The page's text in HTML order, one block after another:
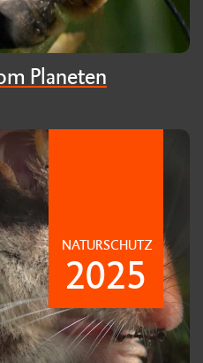
Planeten
NATURSCHUTZ
2025